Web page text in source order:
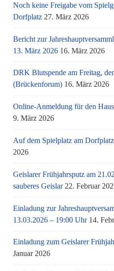
Noch keine Freigabe vom
Dorfplatz 27. März 2026
Bericht zur
13. März 2026 16. März 2026
DRK Blutspende am Freitag,
(Brückenforum) 16. März 2026
Online-Anmeldung für den
9. März 2026
Auf dem Spielplatz am
2026
Geislarer Frühjahrsputz am
sauberes Geislar 22. Februar
Einladung zur
13.03.2026 – 19:00 Uhr 14.
Einladung zum Geislarer
Januar 2026